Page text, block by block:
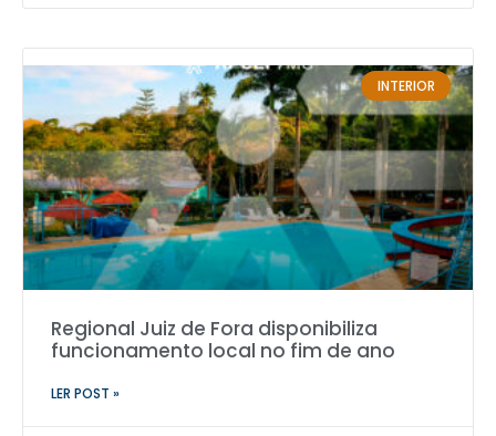
INTERIOR
Regional Juiz de Fora disponibiliza
funcionamento local no fim de ano
LER POST »